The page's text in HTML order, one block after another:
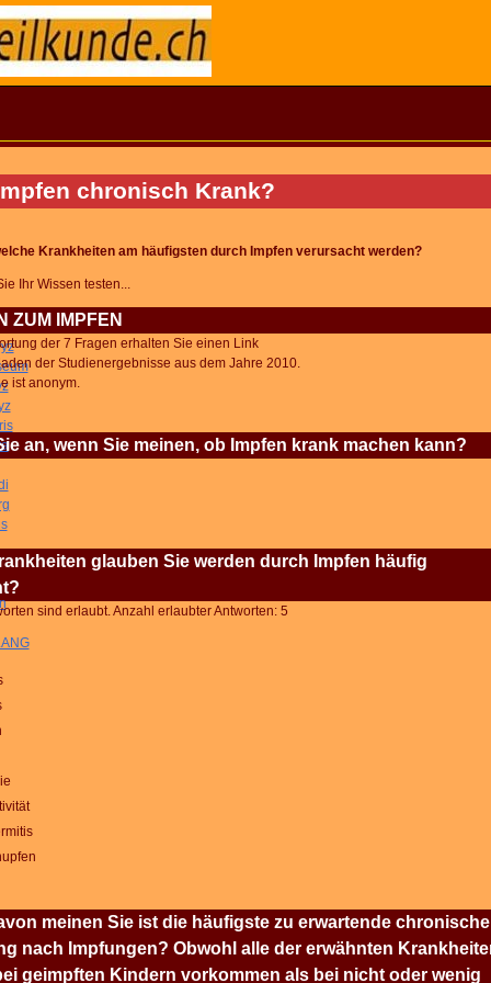
chronisch Krank?
Krankheiten am häufigsten durch Impfen verursacht werden?
Ihr Wissen testen...
ZUM IMPFEN
der 7 Fragen erhalten Sie einen Link
der Studienergebnisse aus dem Jahre 2010.
ist anonym.
an, wenn Sie meinen, ob Impfen krank machen kann?
glauben Sie werden durch Impfen häufig
sind erlaubt. Anzahl erlaubter Antworten: 5
meinen Sie ist die häufigste zu erwartende chronische
nach Impfungen? Obwohl alle der erwähnten
geimpften Kindern vorkommen als bei nicht oder wenig